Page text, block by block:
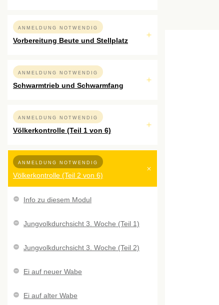
ANMELDUNG NOTWENDIG
Vorbereitung Beute und Stellplatz
ANMELDUNG NOTWENDIG
Schwarmtrieb und Schwarmfang
ANMELDUNG NOTWENDIG
Völkerkontrolle (Teil 1 von 6)
ANMELDUNG NOTWENDIG
Völkerkontrolle (Teil 2 von 6)
Info zu diesem Modul
Jungvolkdurchsicht 3. Woche (Teil 1)
Jungvolkdurchsicht 3. Woche (Teil 2)
Ei auf neuer Wabe
Ei auf alter Wabe